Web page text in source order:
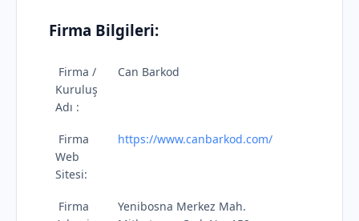
Firma Bilgileri:
Firma /
Kuruluş
Adı :
Can Barkod
Firma
Web
Sitesi:
https://www.canbarkod.com/
Firma
Yenibosna Merkez Mah.